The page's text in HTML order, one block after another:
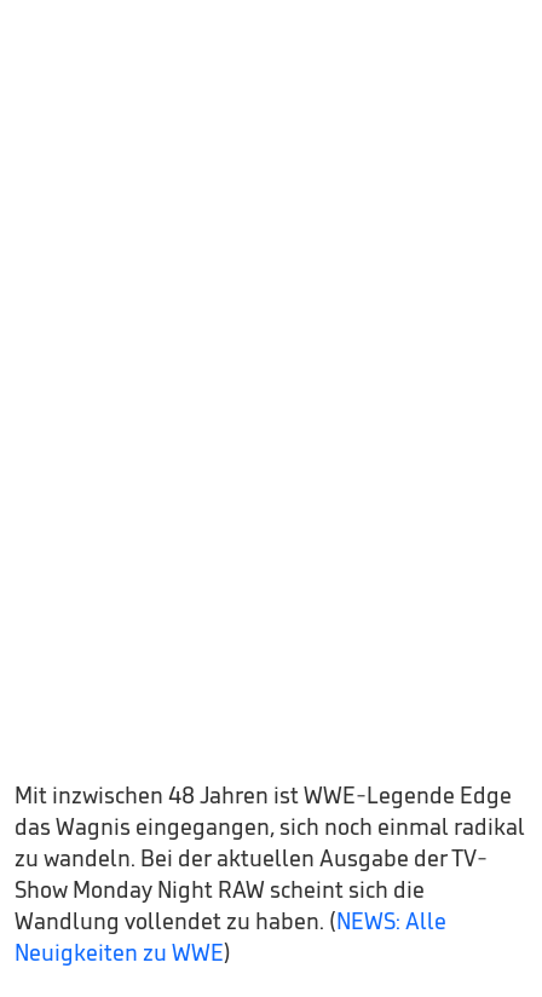
Mit inzwischen 48 Jahren ist WWE-Legende Edge
das Wagnis eingegangen, sich noch einmal radikal
zu wandeln. Bei der aktuellen Ausgabe der TV-
Show Monday Night RAW scheint sich die
Wandlung vollendet zu haben. (NEWS: Alle
Neuigkeiten zu WWE)